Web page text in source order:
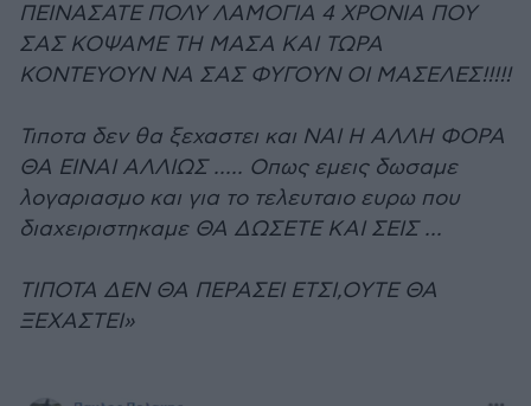
ΠΕΙΝΑΣΑΤΕ ΠΟΛΥ ΛΑΜΟΓΙΑ 4 ΧΡΟΝΙΑ ΠΟΥ
ΣΑΣ ΚΟΨΑΜΕ ΤΗ ΜΑΣΑ ΚΑΙ ΤΩΡΑ
ΚΟΝΤΕΥΟΥΝ ΝΑ ΣΑΣ ΦΥΓΟΥΝ ΟΙ ΜΑΣΕΛΕΣ!!!!!
Τιποτα δεν θα ξεχαστει και ΝΑΙ Η ΑΛΛΗ ΦΟΡΑ
ΘΑ ΕΙΝΑΙ ΑΛΛΙΩΣ ..... Οπως εμεις δωσαμε
λογαριασμο και για το τελευταιο ευρω που
διαχειριστηκαμε ΘΑ ΔΩΣΕΤΕ ΚΑΙ ΣΕΙΣ ...
ΤΙΠΟΤΑ ΔΕΝ ΘΑ ΠΕΡΑΣΕΙ ΕΤΣΙ,ΟΥΤΕ ΘΑ
ΞΕΧΑΣΤΕΙ»